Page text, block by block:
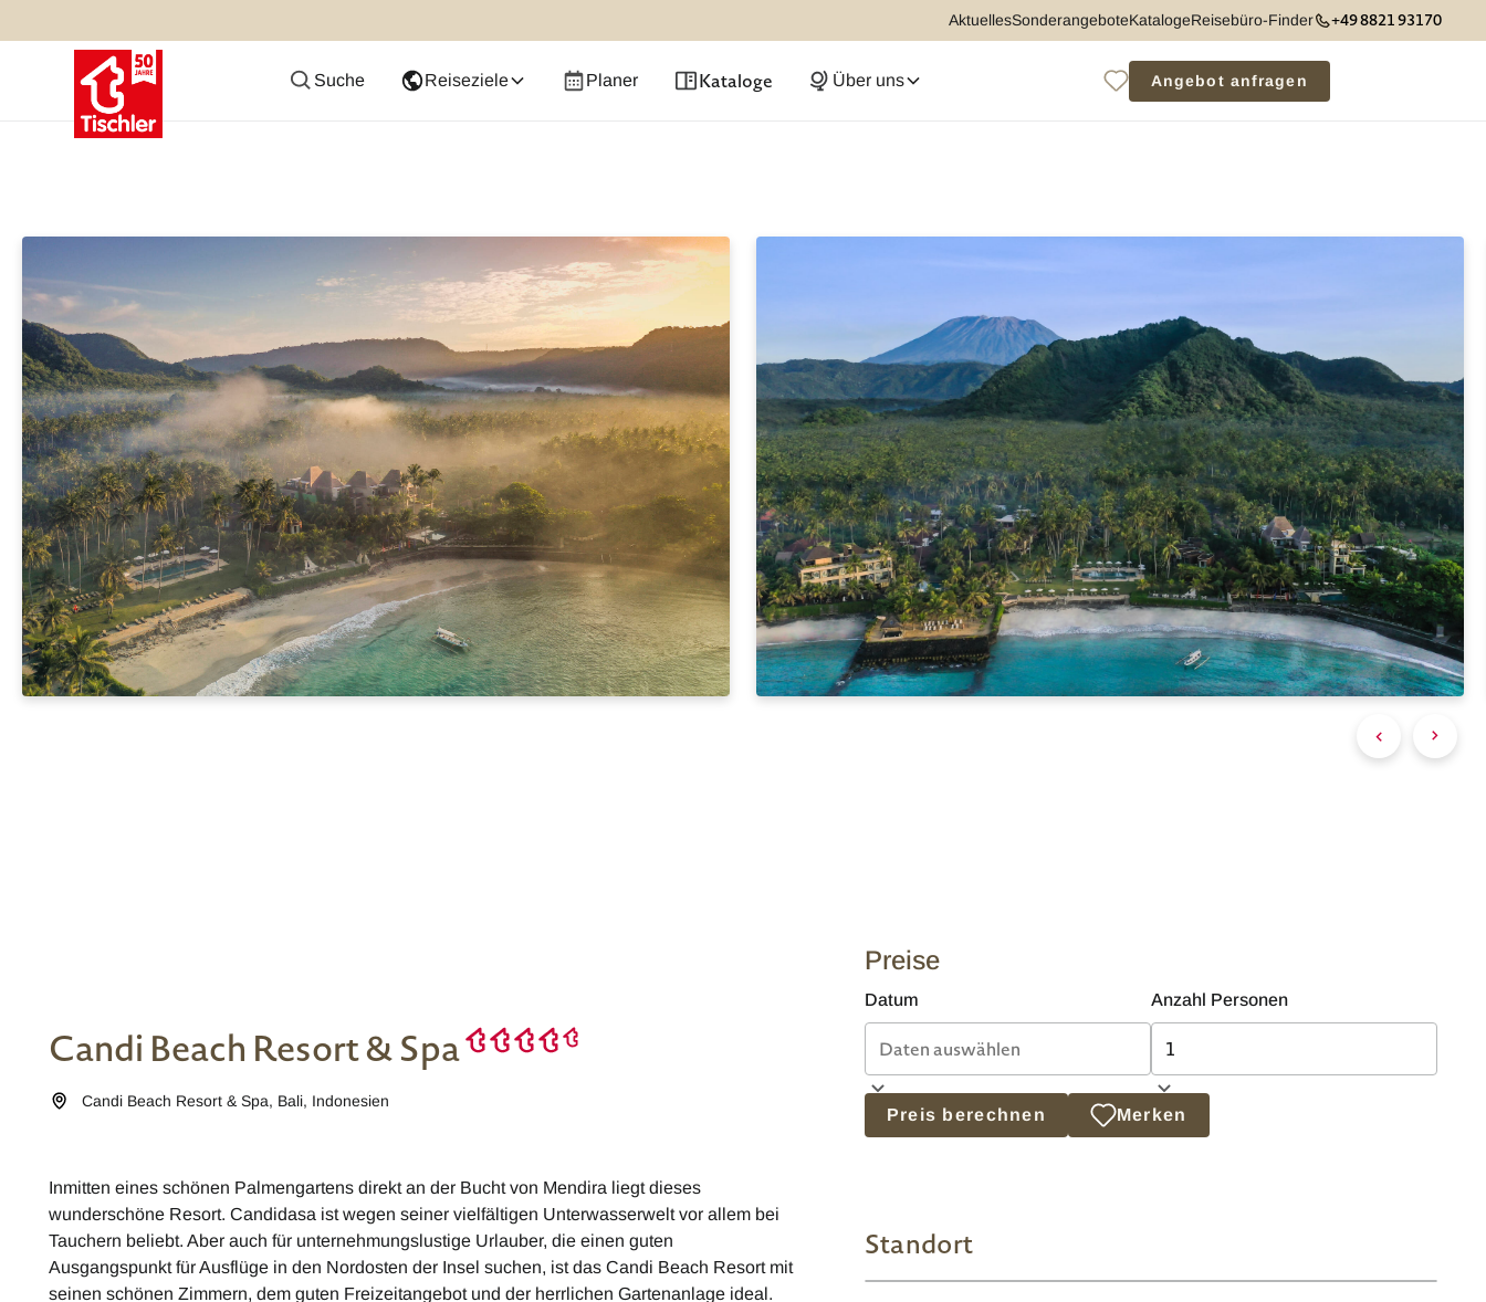
AktuellesSonderangeboteKatalogeReisebüro-Finder +49 8821 93170
Suche Reiseziele Planer Kataloge Über uns Angebot anfragen
Candi Beach Resort & Spa
Candi Beach Resort & Spa, Bali, Indonesien
Inmitten eines schönen Palmengartens direkt an der Bucht von Mendira liegt dieses
wunderschöne Resort. Candidasa ist wegen seiner vielfältigen Unterwasserwelt vor allem bei
Tauchern beliebt. Aber auch für unternehmungslustige Urlauber, die einen guten
Ausgangspunkt für Ausflüge in den Nordosten der Insel suchen, ist das Candi Beach Resort mit
seinen schönen Zimmern, dem guten Freizeitangebot und der herrlichen Gartenanlage ideal.
Preise
Datum Anzahl Personen
Preis berechnen Merken
Standort